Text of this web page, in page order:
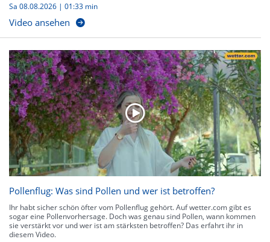
Sa 08.08.2026 | 01:33 min
Video ansehen
Pollenflug: Was sind Pollen und wer ist betroffen?
Ihr habt sicher schön öfter vom Pollenflug gehört. Auf wetter.com gibt es
sogar eine Pollenvorhersage. Doch was genau sind Pollen, wann kommen
sie verstärkt vor und wer ist am stärksten betroffen? Das erfahrt ihr in
diesem Video.